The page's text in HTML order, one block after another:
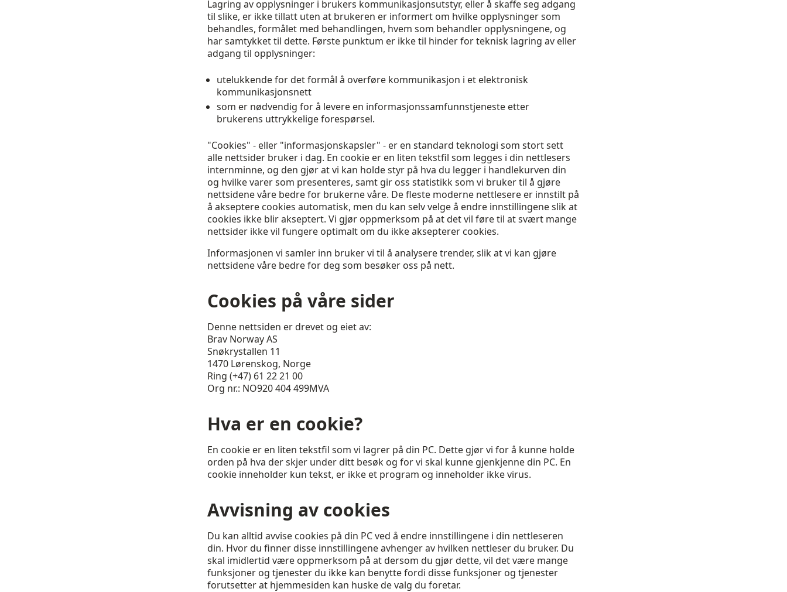
Lagring av opplysninger i brukers kommunikasjonsutstyr, eller å skaffe seg adgang
til slike, er ikke tillatt uten at brukeren er informert om hvilke opplysninger som
behandles, formålet med behandlingen, hvem som behandler opplysningene, og
har samtykket til dette. Første punktum er ikke til hinder for teknisk lagring av eller
adgang til opplysninger:
utelukkende for det formål å overføre kommunikasjon i et elektronisk
kommunikasjonsnett
som er nødvendig for å levere en informasjonssamfunnstjeneste etter
brukerens uttrykkelige forespørsel.
"Cookies" - eller "informasjonskapsler" - er en standard teknologi som stort sett
alle nettsider bruker i dag. En cookie er en liten tekstfil som legges i din nettlesers
internminne, og den gjør at vi kan holde styr på hva du legger i handlekurven din
og hvilke varer som presenteres, samt gir oss statistikk som vi bruker til å gjøre
nettsidene våre bedre for brukerne våre. De fleste moderne nettlesere er innstilt på
å akseptere cookies automatisk, men du kan selv velge å endre innstillingene slik at
cookies ikke blir akseptert. Vi gjør oppmerksom på at det vil føre til at svært mange
nettsider ikke vil fungere optimalt om du ikke aksepterer cookies.
Informasjonen vi samler inn bruker vi til å analysere trender, slik at vi kan gjøre
nettsidene våre bedre for deg som besøker oss på nett.
Cookies på våre sider
Denne nettsiden er drevet og eiet av:
Brav Norway AS
Snøkrystallen 11
1470 Lørenskog, Norge
Ring (+47) 61 22 21 00
Org nr.: NO920 404 499MVA
Hva er en cookie?
En cookie er en liten tekstfil som vi lagrer på din PC. Dette gjør vi for å kunne holde
orden på hva der skjer under ditt besøk og for vi skal kunne gjenkjenne din PC. En
cookie inneholder kun tekst, er ikke et program og inneholder ikke virus.
Avvisning av cookies
Du kan alltid avvise cookies på din PC ved å endre innstillingene i din nettleseren
din. Hvor du finner disse innstillingene avhenger av hvilken nettleser du bruker. Du
skal imidlertid være oppmerksom på at dersom du gjør dette, vil det være mange
funksjoner og tjenester du ikke kan benytte fordi disse funksjoner og tjenester
forutsetter at hjemmesiden kan huske de valg du foretar.